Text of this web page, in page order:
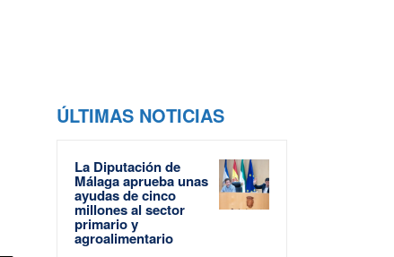
ÚLTIMAS NOTICIAS
La Diputación de
Málaga aprueba unas
ayudas de cinco
millones al sector
primario y
agroalimentario